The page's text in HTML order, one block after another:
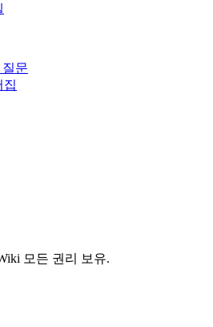
문
집
모든 권리 보유.